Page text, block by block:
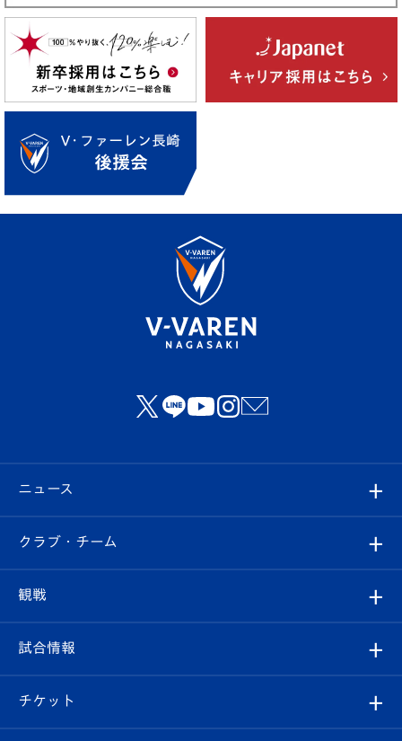
ニュース
すべて
クラブ
試合情報
クラブ・チーム
クラブ概要
エンブレム紹介
観戦
観戦ルール
はじめての観戦ガイド
試合情報
試合日程/結果
チケット